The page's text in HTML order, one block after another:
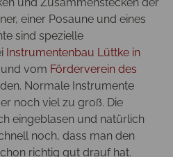
einer Posaune und eines
sind spezielle
Instrumentenbau Lüttke in
vom Förderverein des
Normale Instrumente
noch viel zu groß. Die
eingeblasen und natürlich
noch, dass man den
richtig gut drauf hat.